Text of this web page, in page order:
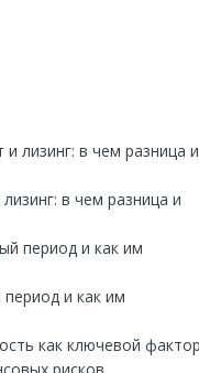
в чем разница и
и как им